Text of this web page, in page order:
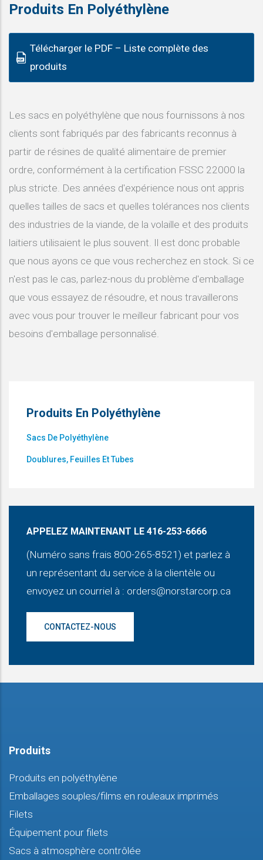
Produits En Polyéthylène
Télécharger le PDF – Liste complète des
produits
Les sacs en polyéthylène que nous fournissons à nos
clients sont fabriqués par des fabricants reconnus à
partir de résines de qualité alimentaire de premier
ordre, conformément à la certification FSSC 22000 la
plus stricte. Des années d'expérience nous ont appris
quelles tailles de sacs et quelles tolérances nos clients
des industries de la viande, de la volaille et des produits
laitiers utilisaient le plus souvent. Il est donc probable
que nous ayons ce que vous recherchez en stock. Si ce
n'est pas le cas, parlez-nous du problème d'emballage
que vous essayez de résoudre, et nous travaillerons
avec vous pour trouver le meilleur fabricant pour vos
besoins d'emballage personnalisé.
Produits En Polyéthylène
Sacs De Polyéthylène
Doublures, Feuilles Et Tubes
APPELEZ MAINTENANT LE 416-253-6666
(Numéro sans frais 800-265-8521) et parlez à
un représentant du service à la clientèle ou
envoyez un courriel à : orders@norstarcorp.ca
CONTACTEZ-NOUS
Produits
Produits en polyéthylène
Emballages souples/films en rouleaux imprimés
Filets
Équipement pour filets
Sacs à atmosphère contrôlée